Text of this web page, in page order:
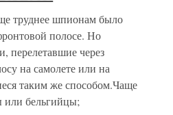
труднее шпионам было
полосе. Но
перелетавшие через
на самолете или на
таким же способом.Чаще
или бельгийцы;